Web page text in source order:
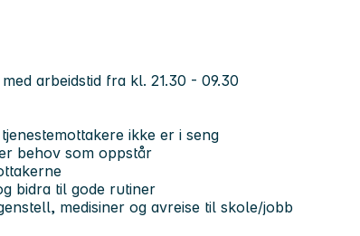
arbeidstid fra kl. 21.30 - 09.30
ikke er i seng
behov som oppstår
bidra til gode rutiner
medisiner og avreise til skole/jobb